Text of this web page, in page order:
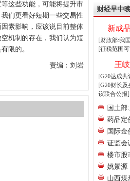
这些功能，可能将提升市
们更看好短期一些交易性
素影响，应该说目前整体
机制的存在，我们认为短
限的。
责编：刘岩
财经早中
新成
[财政部:我
[征税范围
王
[G20达成
[G20财长
议联合公报]
国土
药品定
国际
证监会
楼市股
姚景源
山西煤